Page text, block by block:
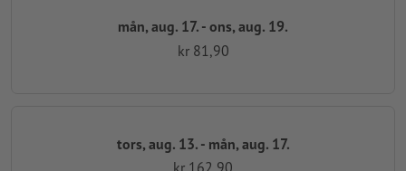
mån, aug. 17. - ons, aug. 19.
kr 81,90
tors, aug. 13. - mån, aug. 17.